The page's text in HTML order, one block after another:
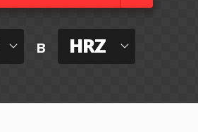
в HRZ